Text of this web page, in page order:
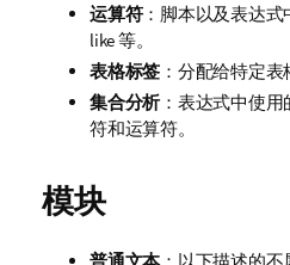
运算符：脚本以及表达式
like等。
表格标签 ：分配给特定表
集合分析：表达式中使用
符和运算符。
模块